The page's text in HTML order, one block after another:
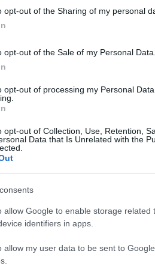
opt-out of the Sharing of my personal
opt-out of the Sale of my Personal Data.
opt-out of processing my Personal
opt-out of Collection, Use, Retention,
Data that Is Unrelated with the
allow Google to enable storage related
identifiers in apps.
allow my user data to be sent to
mail alapú rendszerre.
is.
motorral érkeznek a Holland
szenvedélyéről
első Forma–1-es autója